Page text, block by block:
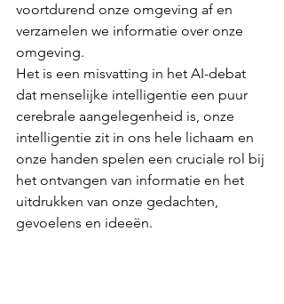
voortdurend onze omgeving af en
verzamelen we informatie over onze
omgeving.
Het is een misvatting in het AI-debat
dat menselijke intelligentie een puur
cerebrale aangelegenheid is, onze
intelligentie zit in ons hele lichaam en
onze handen spelen een cruciale rol bij
het ontvangen van informatie en het
uitdrukken van onze gedachten,
gevoelens en ideeën.